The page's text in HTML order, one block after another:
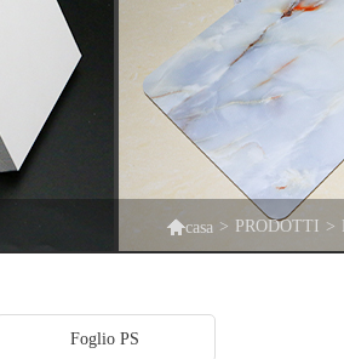
casa > PRODOTTI >
Foglio PS